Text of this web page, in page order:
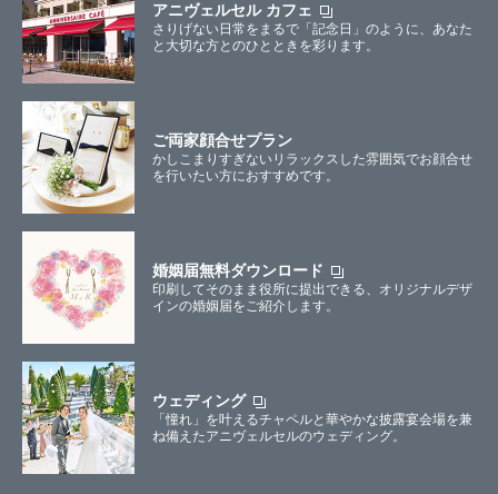
アニヴェルセル カフェ
さりげない日常をまるで「記念日」のように、あなた
と大切な方とのひとときを彩ります。
ご両家顔合せプラン
かしこまりすぎないリラックスした雰囲気でお顔合せ
を行いたい方におすすめです。
婚姻届無料ダウンロード
印刷してそのまま役所に提出できる、オリジナルデザ
インの婚姻届をご紹介します。
ウェディング
「憧れ」を叶えるチャペルと華やかな披露宴会場を兼
ね備えたアニヴェルセルのウェディング。